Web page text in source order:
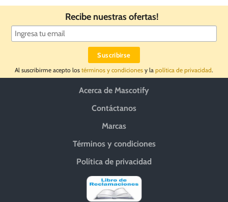
Recibe nuestras ofertas!
Al suscribirme acepto los términos y condiciones y la política de privacidad.
Acerca de Mascotify
Contáctanos
Marcas
Términos y condiciones
Política de privacidad